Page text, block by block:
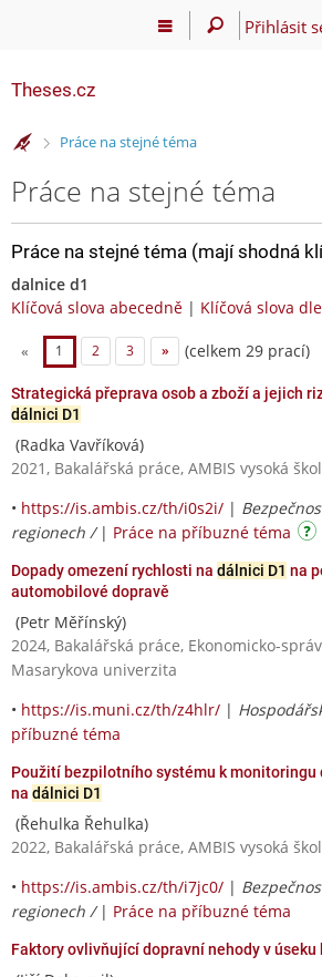
Přihlásit
Theses.cz
>Práce na stejné téma
Práce na stejné téma
Práce na stejné téma (mají shodná
dalnice d1
Klíčová slova abecedně | Klíčová slova
« 1 2 3 » (celkem 29 prací)
Strategická přeprava osob a zboží a jejich
dálnici D1
(Radka Vavříková)
2021, Bakalářská práce, AMBIS vysoká
• https://is.ambis.cz/th/i0s2i/ |
regionech / | Práce na příbuzné téma
Dopady omezení rychlosti na dálnici D1 na
automobilové dopravě
(Petr Měřínský)
2024, Bakalářská práce, Ekonomicko-
Masarykova univerzita
• https://is.muni.cz/th/z4hlr/ |
příbuzné téma
Použití bezpilotního systému k monitoringu
na dálnici D1
(Řehulka Řehulka)
2022, Bakalářská práce, AMBIS vysoká
• https://is.ambis.cz/th/i7jc0/ |
regionech / | Práce na příbuzné téma
Faktory ovlivňující dopravní nehody v úseku